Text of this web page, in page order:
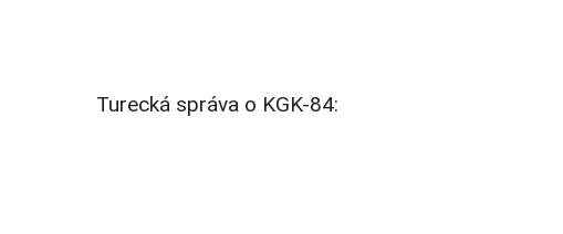
Turecká správa o KGK-84: